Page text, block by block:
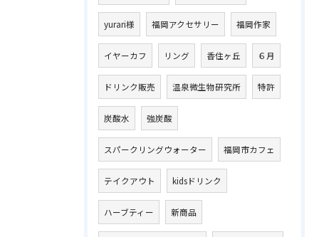
yurari様 福岡アクセサリー 福岡作家
イヤーカフ リング 香住ヶ丘 ６月
ドリンク販売 温泉微生物研究所 特許
炭酸水 強炭酸
スパークリングウォーター 福岡市カフェ
テイクアウト kidsドリンク
ハーブティー 新商品